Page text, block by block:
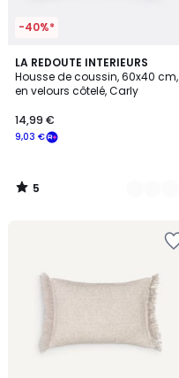
-40%*
LA REDOUTE INTERIEURS
Housse de coussin, 60x40 cm,
en velours côtelé, Carly
9,03 €
14,99 €
5
/
5
3
Couleurs
5
/